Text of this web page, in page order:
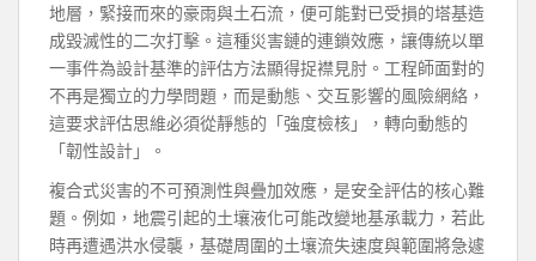
地層，緊接而來的豪雨與土石流，便可能對已受損的塔基造
成毀滅性的二次打擊。這種災害鏈的連鎖效應，讓傳統以單
一事件為設計基準的評估方法顯得捉襟見肘。工程師面對的
不再是獨立的力學問題，而是動態、交互影響的風險網絡，
這要求評估思維必須從靜態的「強度檢核」，轉向動態的
「韌性設計」。
複合式災害的不可預測性與疊加效應，是安全評估的核心難
題。例如，地震引起的土壤液化可能改變地基承載力，若此
時再遭遇洪水侵襲，基礎周圍的土壤流失速度與範圍將急遽